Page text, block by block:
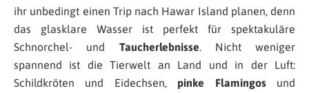
ihr unbedingt einen Trip nach Hawar Island planen, denn
das glasklare Wasser ist perfekt für spektakuläre
Schnorchel- und Taucherlebnisse. Nicht weniger
spannend ist die Tierwelt an Land und in der Luft:
Schildkröten und Eidechsen, pinke Flamingosund